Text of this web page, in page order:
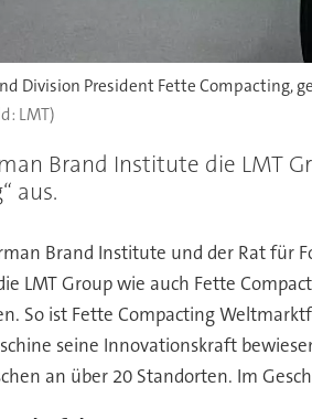
Division President Fette
LMT)
Brand Institute die LMT
aus.
Brand Institute und der Rat für
LMT Group wie auch Fette
So ist Fette Compacting
seine Innovationskraft
an über 20 Standorten. Im